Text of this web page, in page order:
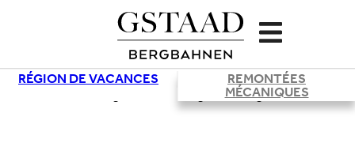
RÉGION DE VACANCES
REMONTÉES
MÉCANIQUES